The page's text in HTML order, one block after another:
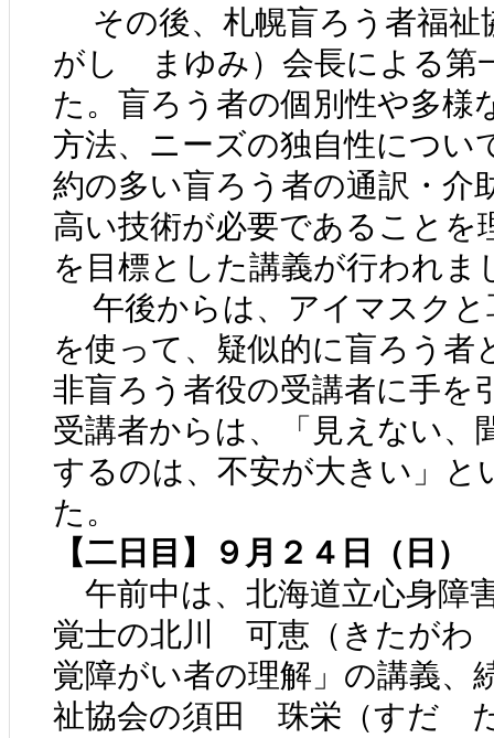
その後、札幌盲ろう者福
がし まゆみ）会長による第
た。盲ろう者の個別性や多様
方法、ニーズの独自性につい
約の多い盲ろう者の通訳・介
高い技術が必要であることを
を目標とした講義が行われま
午後からは、アイマスクと
を使って、疑似的に盲ろう者
非盲ろう者役の受講者に手を
受講者からは、「見えない、
するのは、不安が大きい」と
た。
【二日目】９月２４日（日）
午前中は、北海道立心身障
覚士の北川 可恵（きたがわ
覚障がい者の理解」の講義、
祉協会の須田 珠栄（すだ